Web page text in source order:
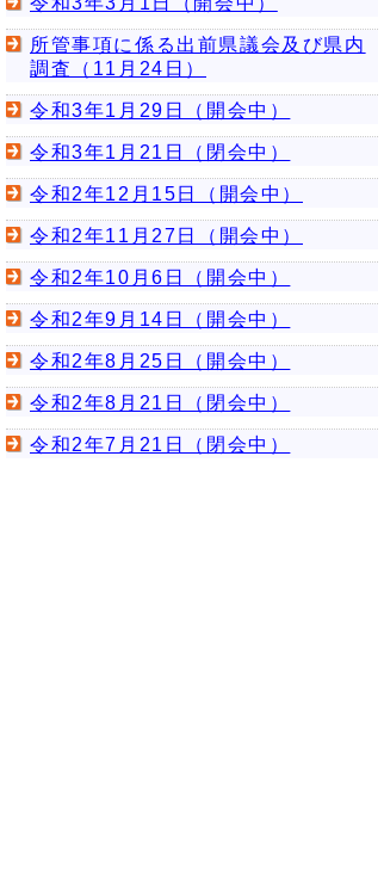
所管事項に係る出前県議会及び県内
調査（11月24日）
令和3年1月29日（開会中）
令和3年1月21日（閉会中）
令和2年12月15日（開会中）
令和2年11月27日（開会中）
令和2年10月6日（開会中）
令和2年9月14日（開会中）
令和2年8月25日（開会中）
令和2年8月21日（閉会中）
令和2年7月21日（閉会中）